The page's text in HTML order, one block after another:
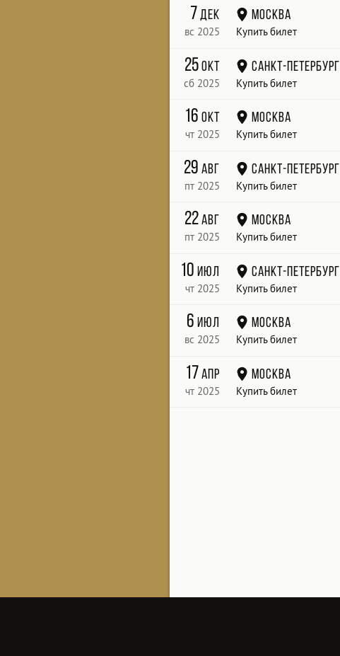
7дек
вс 2025
Москва
Купить билет
25окт
сб 2025
Санкт-Петербург
Купить билет
16окт
чт 2025
Москва
Купить билет
29авг
пт 2025
Санкт-Петербург
Купить билет
22авг
пт 2025
Москва
Купить билет
10июл
чт 2025
Санкт-Петербург
Купить билет
6июл
вс 2025
Москва
Купить билет
17апр
чт 2025
Москва
Купить билет